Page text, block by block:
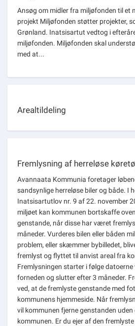
Ansøg om midler fra miljøfonden til et
projekt Miljøfonden støtter projekter,
Grønland. Inatsisartut vedtog i
miljøfonden. Miljøfonden skal
med at...
Arealtildeling
Fremlysning af herreløse
Avannaata Kommunia foretager
sandsynlige herreløse biler og både. I
Inatsisartutlov nr. 9 af 22. november
miljøet kan kommunen bortskaffe
genstande, når disse har været
måneder. Vurderes bilen eller båden
problem, eller skæmmer bybilledet,
fremlyst og flyttet til anvist areal fra
Fremlysningen starter i følge datoerne
forneden og slutter efter 3 måneder.
ved, at de fremlyste genstande med
kommunens hjemmeside. Når
vil kommunen fjerne genstanden
kommunen. Er du ejer af den